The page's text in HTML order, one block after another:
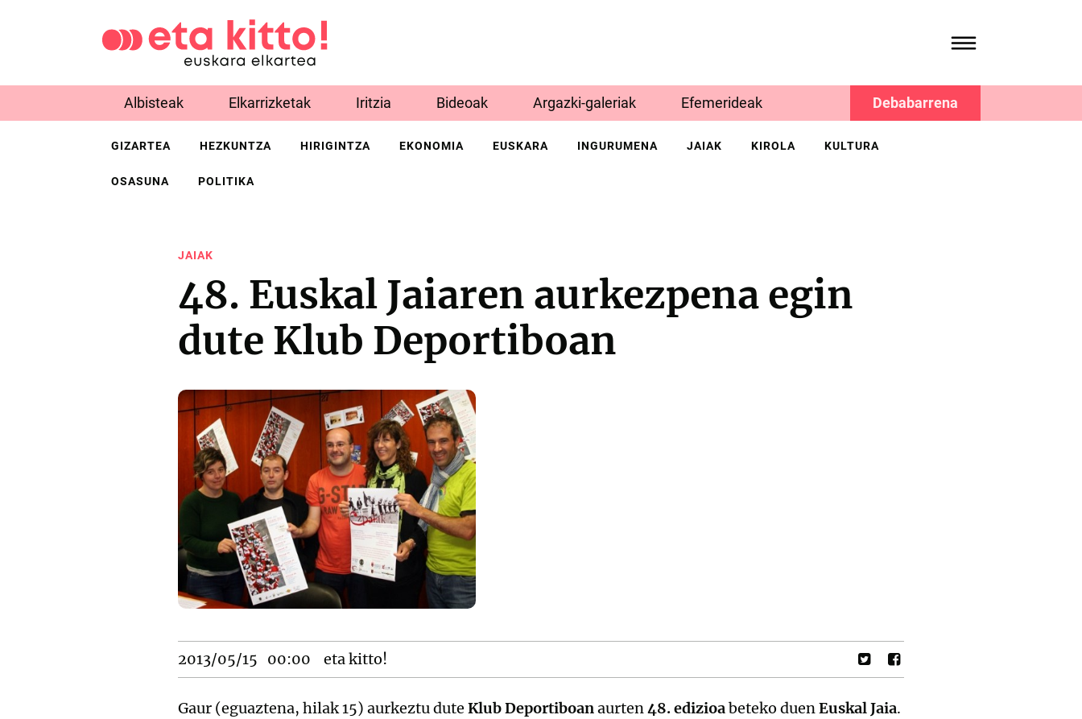
Albisteak Elkarrizketak Iritzia Bideoak Argazki-galeriak Efemerideak Debabarrena
GIZARTEA HEZKUNTZA HIRIGINTZA EKONOMIA EUSKARA INGURUMENA JAIAK KIROLA KULTURA
OSASUNA POLITIKA
JAIAK
48. Euskal Jaiaren aurkezpena egin
dute Klub Deportiboan
2013/05/15 00:00 eta kitto!
Gaur (eguaztena, hilak 15) aurkeztu dute Klub Deportiboanaurten48. edizioabeteko duenEuskal Jaia.